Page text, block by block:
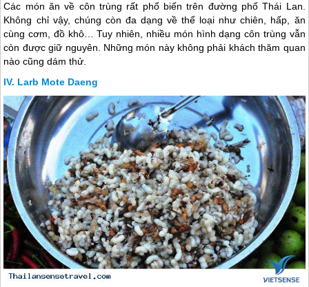
Các món ăn về côn trùng rất phổ biến trên đường phốThái Lan.
Không chỉ vậy, chúng còn đa dạng về thể loại như chiên, hấp, ăn
cùng cơm, đồ khô… Tuy nhiên, nhiều món hình dạng côn trùng vẫn
còn được giữ nguyên. Những món này không phải khách thăm quan
nào cũng dám thử.
Larb Mote Daeng